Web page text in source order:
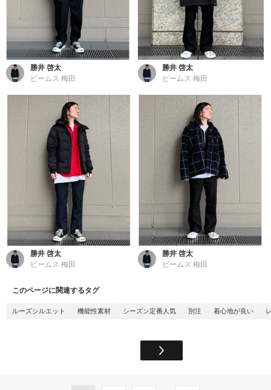
勝井 啓太
ビームス 梅田
勝井 啓太
ビームス 梅田
勝井 啓太
ビームス 梅田
勝井 啓太
ビームス 梅田
このページに関連するタグ
ルーズシルエット 機能性素材 シーズン定番人気 別注 着心地が良い